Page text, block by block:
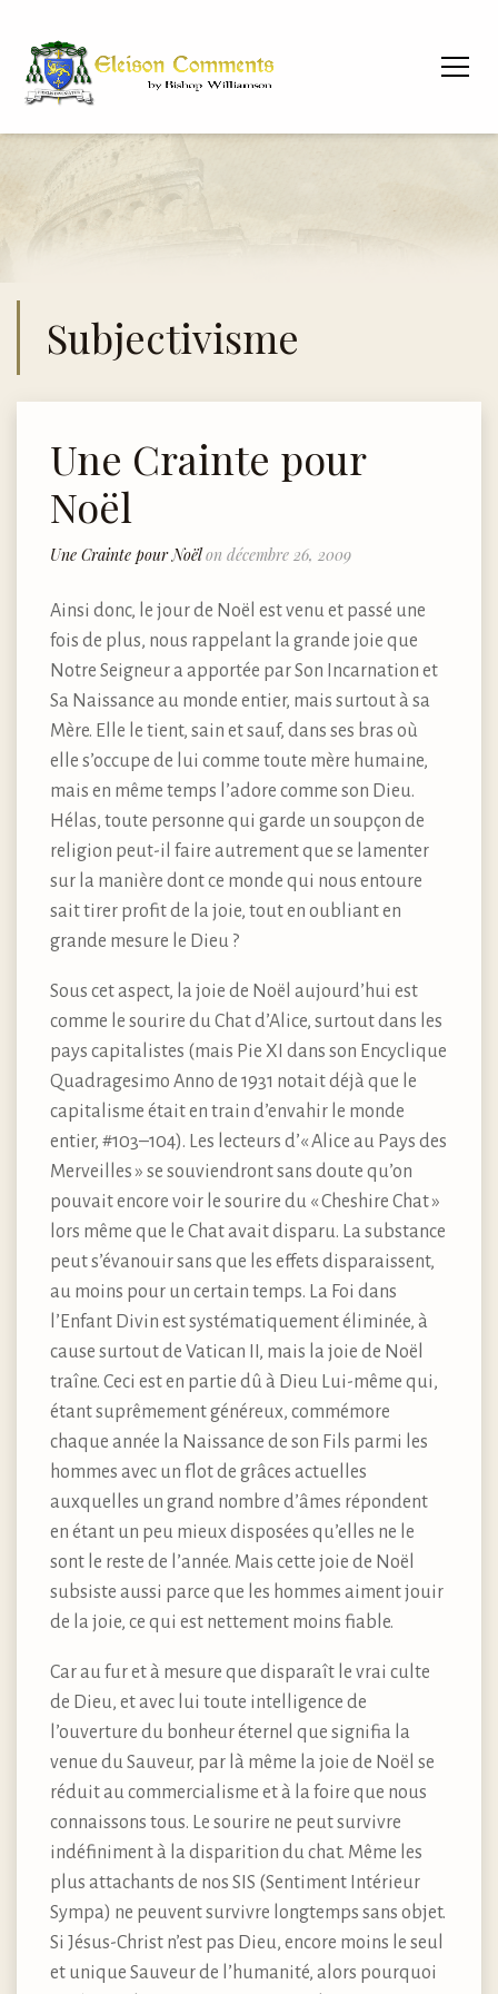
Subjectivisme
Une Crainte pour
Noël
Une Crainte pour Noëlon décembre 26, 2009
Ainsi donc, le jour de Noël est venu et passé une
fois de plus, nous rappelant la grande joie que
Notre Seigneur a apportée par Son Incarnation et
Sa Naissance au monde entier, mais surtout à sa
Mère. Elle le tient, sain et sauf, dans ses bras où
elle s’occupe de lui comme toute mère humaine,
mais en même temps l’adore comme son Dieu.
Hélas, toute personne qui garde un soupçon de
religion peut-il faire autrement que se lamenter
sur la manière dont ce monde qui nous entoure
sait tirer profit de la joie, tout en oubliant en
grande mesure le Dieu ?
Sous cet aspect, la joie de Noël aujourd’hui est
comme le sourire du Chat d’Alice, surtout dans les
pays capitalistes (mais Pie XI dans son Encyclique
Quadragesimo Anno de 1931 notait déjà que le
capitalisme était en train d’envahir le monde
entier, #103–104). Les lecteurs d’« Alice au Pays des
Merveilles » se souviendront sans doute qu’on
pouvait encore voir le sourire du « Cheshire Chat »
lors même que le Chat avait disparu. La substance
peut s’évanouir sans que les effets disparaissent,
au moins pour un certain temps. La Foi dans
l’Enfant Divin est systématiquement éliminée, à
cause surtout de Vatican II, mais la joie de Noël
traîne. Ceci est en partie dû à Dieu Lui-même qui,
étant suprêmement généreux, commémore
chaque année la Naissance de son Fils parmi les
hommes avec un flot de grâces actuelles
auxquelles un grand nombre d’âmes répondent
en étant un peu mieux disposées qu’elles ne le
sont le reste de l’année. Mais cette joie de Noël
subsiste aussi parce que les hommes aiment jouir
de la joie, ce qui est nettement moins fiable.
Car au fur et à mesure que disparaît le vrai culte
de Dieu, et avec lui toute intelligence de
l’ouverture du bonheur éternel que signifia la
venue du Sauveur, par là même la joie de Noël se
réduit au commercialisme et à la foire que nous
connaissons tous. Le sourire ne peut survivre
indéfiniment à la disparition du chat. Même les
plus attachants de nos SIS (Sentiment Intérieur
Sympa) ne peuvent survivre longtemps sans objet.
Si Jésus-Christ n’est pas Dieu, encore moins le seul
et unique Sauveur de l’humanité, alors pourquoi